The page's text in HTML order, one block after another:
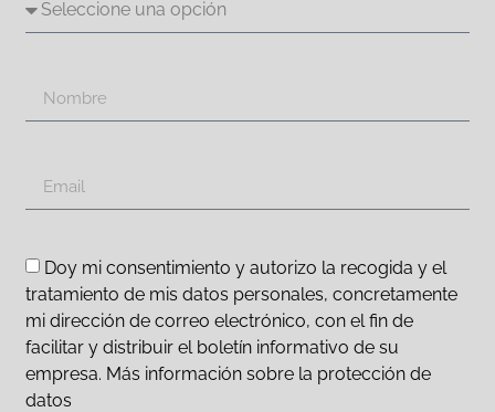
Doy mi consentimiento y autorizo la recogida y el
tratamiento de mis datos personales, concretamente
mi dirección de correo electrónico, con el fin de
facilitar y distribuir el boletín informativo de su
empresa. Más información sobre la protección de
datos